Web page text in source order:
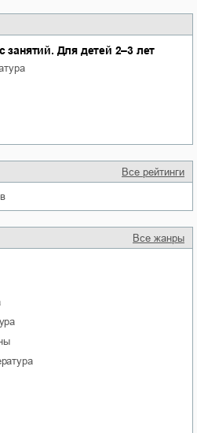
занятий. Для детей 2–3 лет
Все рейтинги
Все жанры